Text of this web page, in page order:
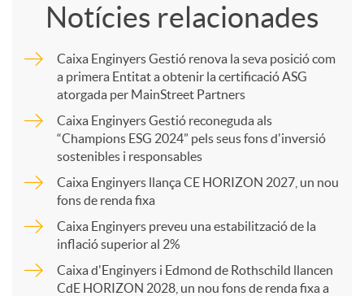
m
r
Notícies relacionades
Caixa Enginyers Gestió renova la seva posició com
a primera Entitat a obtenir la certificació ASG
atorgada per MainStreet Partners
Caixa Enginyers Gestió reconeguda als
“Champions ESG 2024” pels seus fons d'inversió
sostenibles i responsables
Caixa Enginyers llança CE HORIZON 2027, un nou
fons de renda fixa
Caixa Enginyers preveu una estabilització de la
inflació superior al 2%
Caixa d'Enginyers i Edmond de Rothschild llancen
CdE HORIZON 2028, un nou fons de renda fixa a